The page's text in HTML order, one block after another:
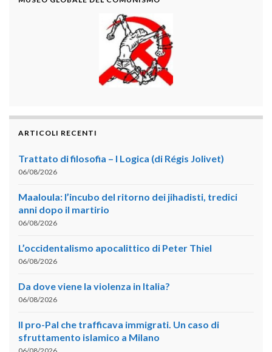
ARTICOLI RECENTI
Trattato di filosofia – I Logica (di Régis Jolivet)
06/08/2026
Maaloula: l’incubo del ritorno dei jihadisti, tredici
anni dopo il martirio
06/08/2026
L’occidentalismo apocalittico di Peter Thiel
06/08/2026
Da dove viene la violenza in Italia?
06/08/2026
Il pro-Pal che trafficava immigrati. Un caso di
sfruttamento islamico a Milano